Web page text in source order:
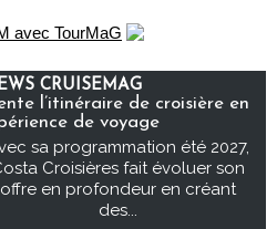
CRUISEMAG
l’itinéraire de croisière en
de voyage
sa programmation été 2027,
Croisières fait évoluer son
offre en profondeur en créant
des...